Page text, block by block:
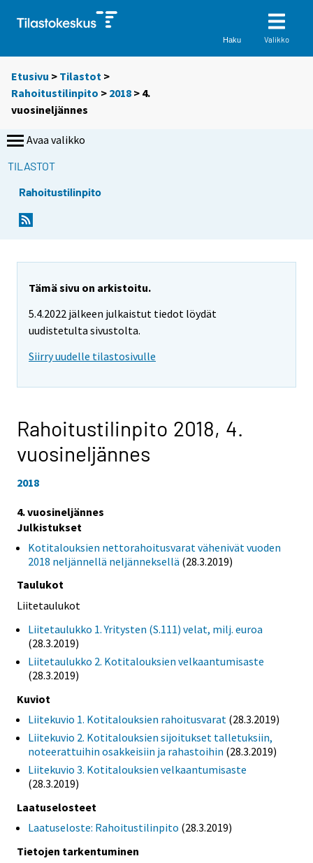
Haku Valikko
Etusivu > Tilastot >
Rahoitustilinpito > 2018 > 4.
vuosineljännes
Avaa valikko
TILASTOT
Rahoitustilinpito
Tämä sivu on arkistoitu.
5.4.2022 jälkeen julkaistut tiedot löydät
uudistetulta sivustolta.
Siirry uudelle tilastosivulle
Rahoitustilinpito 2018, 4.
vuosineljännes
2018
4. vuosineljännes
Julkistukset
Kotitalouksien nettorahoitusvarat vähenivät vuoden
2018 neljännellä neljänneksellä (28.3.2019)
Taulukot
Liitetaulukot
Liitetaulukko 1. Yritysten (S.111) velat, milj. euroa
(28.3.2019)
Liitetaulukko 2. Kotitalouksien velkaantumisaste
(28.3.2019)
Kuviot
Liitekuvio 1. Kotitalouksien rahoitusvarat (28.3.2019)
Liitekuvio 2. Kotitalouksien sijoitukset talletuksiin,
noteerattuihin osakkeisiin ja rahastoihin (28.3.2019)
Liitekuvio 3. Kotitalouksien velkaantumisaste
(28.3.2019)
Laatuselosteet
Laatuseloste: Rahoitustilinpito (28.3.2019)
Tietojen tarkentuminen